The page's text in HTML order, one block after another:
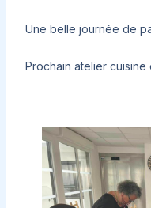
Une belle journée de
Prochain atelier cuisine